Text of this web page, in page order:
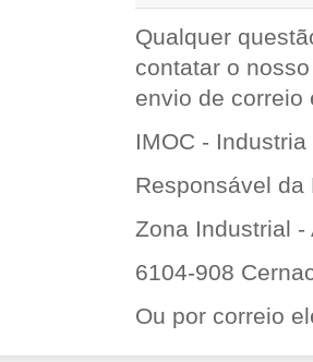
Qualquer
contatar o
envio de correio
IMOC -
Responsável da
Zona Industrial -
6104-908
Ou por correio